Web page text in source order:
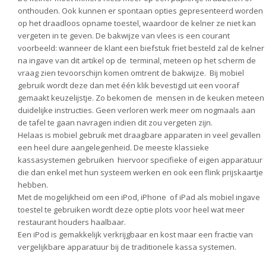
onthouden. Ook kunnen er spontaan opties gepresenteerd worden
op het draadloos opname toestel, waardoor de kelner ze niet kan
vergeten in te geven. De bakwijze van vlees is een courant
voorbeeld: wanneer de klant een biefstuk friet besteld zal de kelner
na ingave van dit artikel op de terminal, meteen op het scherm de
vraag zien tevoorschijn komen omtrent de bakwijze. Bij mobiel
gebruik wordt deze dan met één klik bevestigd uit een vooraf
gemaakt keuzelijstje. Zo bekomen de mensen in de keuken meteen
duidelijke instructies. Geen verloren werk meer om nogmaals aan
de tafel te gaan navragen indien dit zou vergeten zijn.
Helaas is mobiel gebruik met draagbare apparaten in veel gevallen
een heel dure aangelegenheid. De meeste klassieke
kassasystemen gebruiken hiervoor specifieke of eigen apparatuur
die dan enkel met hun systeem werken en ook een flink prijskaartje
hebben.
Met de mogelijkheid om een iPod, iPhone of iPad als mobiel ingave
toestel te gebruiken wordt deze optie plots voor heel wat meer
restaurant houders haalbaar.
Een iPod is gemakkelijk verkrijgbaar en kost maar een fractie van
vergelijkbare apparatuur bij de traditionele kassa systemen.